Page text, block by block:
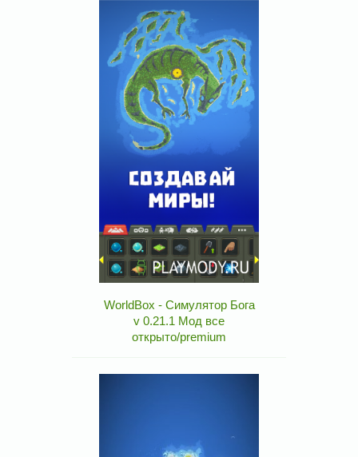
WorldBox - Симулятор Бога
v 0.21.1 Мод все
открыто/premium